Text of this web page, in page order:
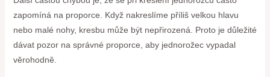
zapomíná na proporce. Když nakreslíme příliš velkou hlavu
nebo malé nohy, kresbu může být nepřirozená. Proto je důležité
dávat pozor na správné proporce, aby jednorožec vypadal
věrohodně.